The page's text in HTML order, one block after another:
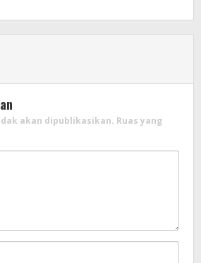
akan dipublikasikan. Ruas yang